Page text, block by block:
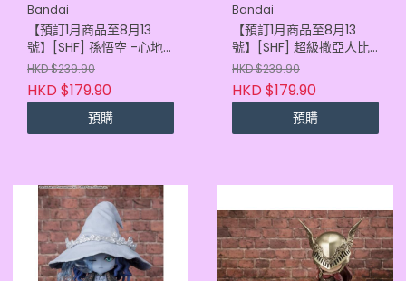
Bandai
【預訂1月商品至8月13
號】[SHF] 孫悟空 -心地
善良的撒亞人- (再販)
(4573102697837)
HKD $239.90
HKD $179.90
預購
Bandai
【預訂1月商品至8月13
號】[SHF] 超級撒亞人比
達 -危險的驕傲- (再販)
(4573102692917)
HKD $239.90
HKD $179.90
預購